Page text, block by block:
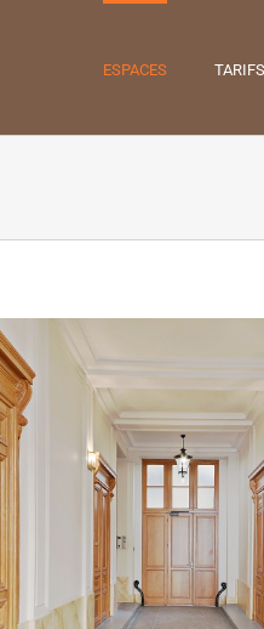
ESPACES TARIFS